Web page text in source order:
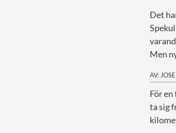
Det
Men
AV:
För en
ta sig